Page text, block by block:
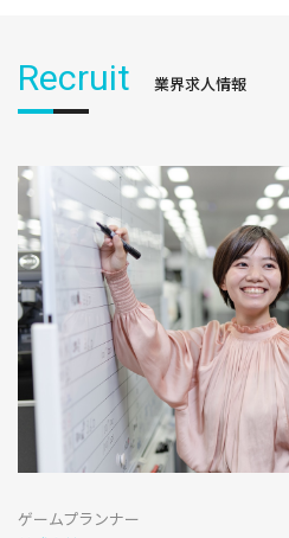
Recruit 業界求人情報
ゲームプランナー